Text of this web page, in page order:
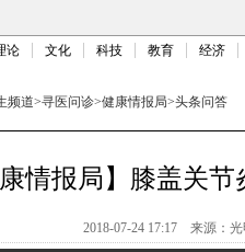
论 文化 科技 教育 经济
频道>寻医问诊>健康情报局>头条问答
康情报局】膝盖关
2018-07-24 17:17 来源：光